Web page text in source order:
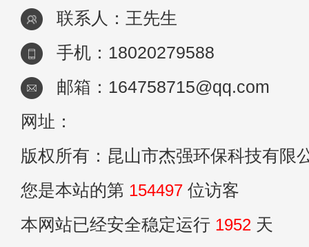
联系人：王先生
手机：18020279588
邮箱：164758715@qq.com
网址：
版权所有：昆山市杰强环保科技有限
您是本站的第 154497 位访客
本网站已经安全稳定运行 1952 天